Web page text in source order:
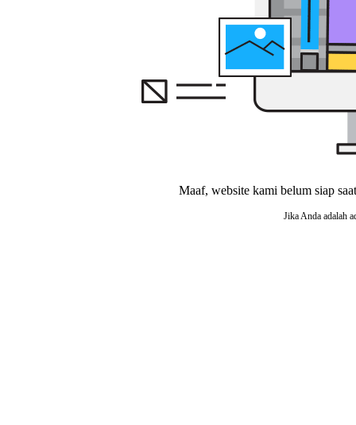
Maaf, website kami belum siap
Jika Anda adalah